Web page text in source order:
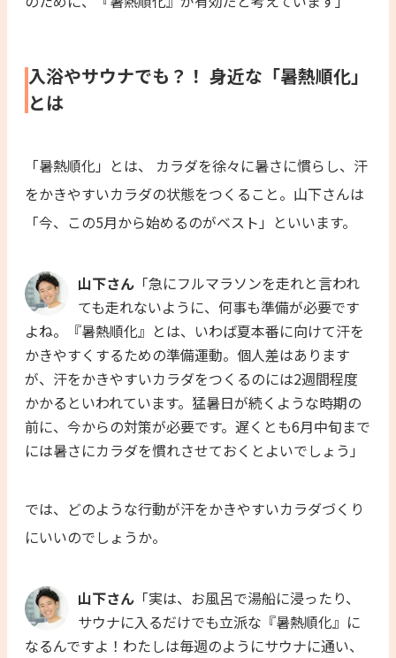
入浴やサウナでも？！ 身近な「暑熱順化」
とは
「暑熱順化」とは、 カラダを徐々に暑さに慣らし、汗
をかきやすいカラダの状態をつくること。山下さんは
「今、この5月から始めるのがベスト」といいます。
山下さん 「急にフルマラソンを走れと言われ
ても走れないように、何事も準備が必要です
よね。『暑熱順化』とは、いわば夏本番に向けて汗を
かきやすくするための準備運動。個人差はあります
が、汗をかきやすいカラダをつくるのには2週間程度
かかるといわれています。猛暑日が続くような時期の
前に、今からの対策が必要です。遅くとも6月中旬まで
には暑さにカラダを慣れさせておくとよいでしょう」
では、どのような行動が汗をかきやすいカラダづくり
にいいのでしょうか。
山下さん 「実は、お風呂で湯船に浸ったり、
サウナに入るだけでも立派な『暑熱順化』に
なるんですよ！わたしは毎週のようにサウナに通い、